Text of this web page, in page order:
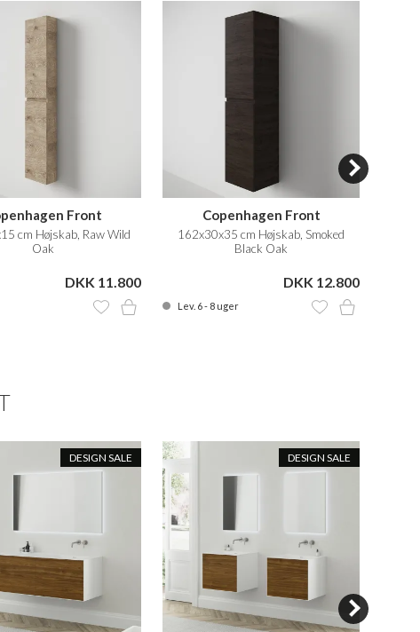
Front
cm Højskab, Raw Wild
Oak
DKK 11.800
Copenhagen Front
162x30x35 cm Højskab, Smoked
Black Oak
DKK 12.800
Lev. 6 - 8 uger
DESIGN SALE DESIGN SALE